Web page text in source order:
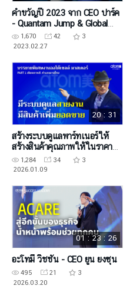
คำขวัญปี 2023 จาก CEO ปาร์ค
- Quantam Jump & Global
Synchronization
1,670 42
3
2023.02.27
20 : 31
สร้างระบบดูแลพาร์ทเนอร์ให้
สร้างสินค้าคุณภาพให้ในราคา
ย่อมเยา
1,284 34
3
2026.01.09
01 : 23 : 26
อะโทมี่ วิชชั่น - CEO ยูน ยงซุน
495 21
3
2026.03.20